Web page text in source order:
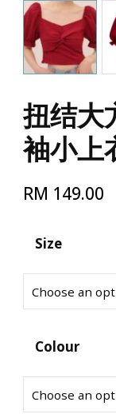
扭结大
袖小上
RM 149.00
Size
Colour